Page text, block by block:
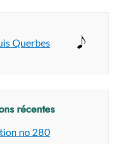
Querbes
récentes
no 280